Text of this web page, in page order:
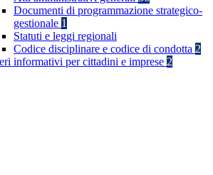
Documenti di programmazione strategico-
gestionale 1
Statuti e leggi regionali
Codice disciplinare e codice di condotta 2
informativi per cittadini e imprese 2